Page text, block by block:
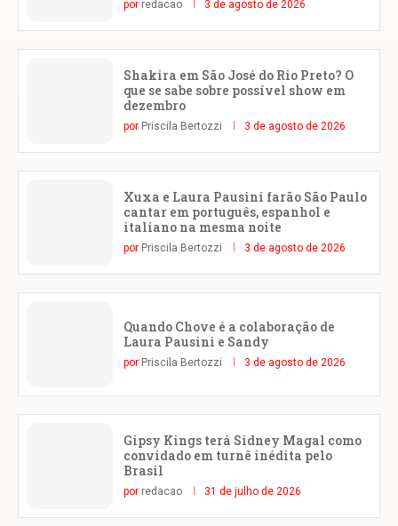
por redacao 3 de agosto de 2026
Shakira em São José do Rio Preto? O
que se sabe sobre possível show em
dezembro
por Priscila Bertozzi 3 de agosto de 2026
Xuxa e Laura Pausini farão São Paulo
cantar em português, espanhol e
italiano na mesma noite
por Priscila Bertozzi 3 de agosto de 2026
Quando Chove é a colaboração de
Laura Pausini e Sandy
por Priscila Bertozzi 3 de agosto de 2026
Gipsy Kings terá Sidney Magal como
convidado em turnê inédita pelo
Brasil
por redacao 31 de julho de 2026